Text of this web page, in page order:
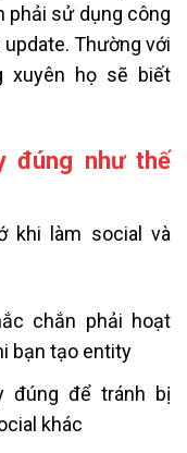
sử dụng công
Thường với
xuyên họ sẽ biết
đúng như thế
khi làm social và
chắn phải hoạt
bạn tạo entity
đúng để tránh bị
khác